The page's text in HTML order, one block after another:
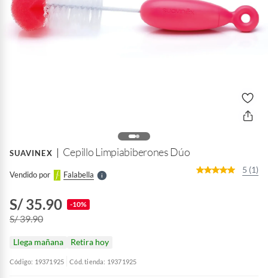
SUAVINEX Cepillo Limpiabiberones Dúo
Vendido por FalabellaS
l
l
5 (1)
S/ 35.90 -10%
S/ 39.90
Llega mañana Retira hoy
Código: 19371925 Cód. tienda: 19371925